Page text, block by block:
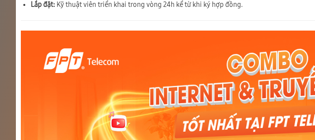
Lắp đặt: Kỹ thuật viên triển khai trong vòng 24h kể từ khi ký hợp đồng.